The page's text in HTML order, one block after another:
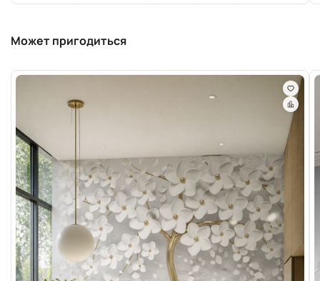
Может пригодиться